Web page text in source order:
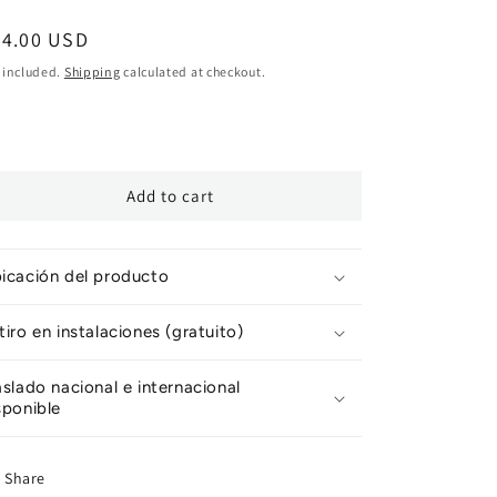
USD
included. Shipping calculated at checkout.
Add to cart
del producto
en instalaciones (gratuito)
nacional e internacional
Share